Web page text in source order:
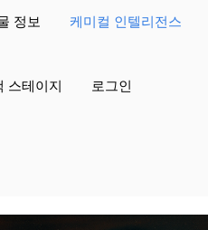
정보 케미컬 인텔리전스
스테이지 로그인